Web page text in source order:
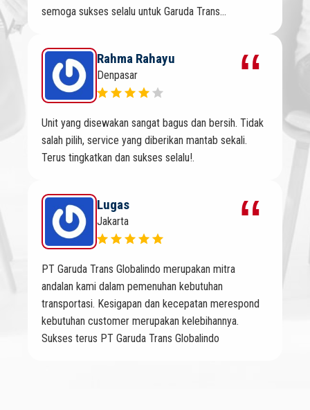
semoga sukses selalu untuk Garuda Trans...
Rahma Rahayu
Denpasar
Unit yang disewakan sangat bagus dan bersih. Tidak
salah pilih, service yang diberikan mantab sekali.
Terus tingkatkan dan sukses selalu!.
Lugas
Jakarta
PT Garuda Trans Globalindo merupakan mitra
andalan kami dalam pemenuhan kebutuhan
transportasi. Kesigapan dan kecepatan merespond
kebutuhan customer merupakan kelebihannya.
Sukses terus PT Garuda Trans Globalindo